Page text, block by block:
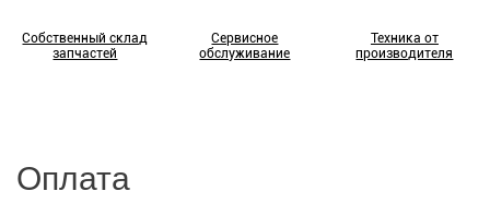
Собственный склад
запчастей
Сервисное
обслуживание
Техника от
производителя
Оплата